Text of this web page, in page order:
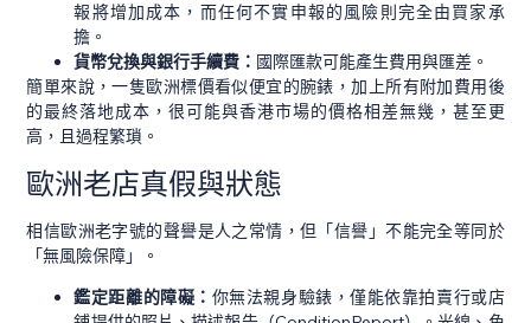
報將增加成本，而任何不實申報的風險則完全由買家承
擔。
貨幣兌換與銀行手續費： 國際匯款可能產生費用與匯差。
簡單來說，一隻歐洲標價看似便宜的腕錶，加上所有附加費用後
的最終落地成本，很可能與香港市場的價格相差無幾，甚至更
高，且過程繁瑣。
歐洲老店真假與狀態
相信歐洲老字號的聲譽是人之常情，但「信譽」不能完全等同於
「無風險保障」。
鑑定距離的障礙： 你無法親身驗錶，僅能依靠拍賣行或店